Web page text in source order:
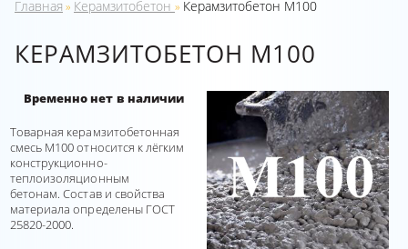
Главная » Керамзитобетон » Керамзитобетон М100
КЕРАМЗИТОБЕТОН М100
Временно нет в наличии
Товарная керамзитобетонная
смесь М100 относится к лёгким
конструкционно-
теплоизоляционным
бетонам. Состав и свойства
материала определены ГОСТ
25820-2000.